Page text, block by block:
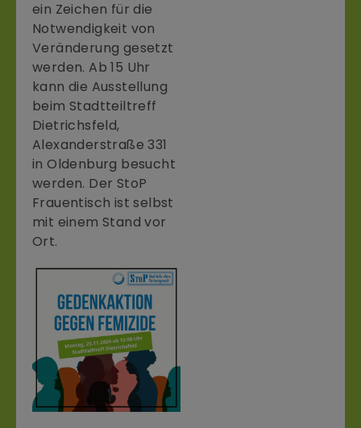
ein Zeichen für die
Notwendigkeit von
Veränderung gesetzt
werden. Ab 15 Uhr
kann die Ausstellung
beim Stadtteiltreff
Dietrichsfeld,
Alexanderstraße 331
in Oldenburg besucht
werden. Der StoP
Frauentisch ist selbst
mit einem Stand vor
Ort.